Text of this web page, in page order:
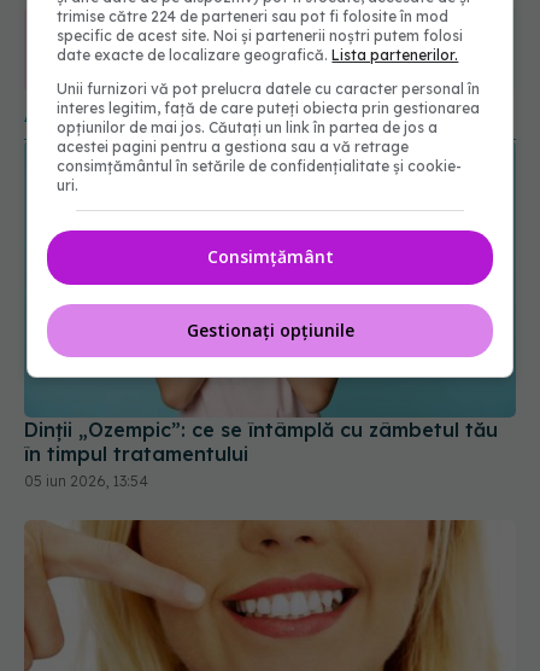
365
URMĂRITORI
1401
URMĂRITORI
ARTICOLE SIMILARE
Dinții „Ozempic”: ce se întâmplă cu zâmbetul tău
în timpul tratamentului
05 iun 2026, 13:54
trimise către 224 de parteneri sau pot fi folosite în mod
specific de acest site. Noi și partenerii noștri putem folosi
date exacte de localizare geografică.Lista partenerilor.
Unii furnizori vă pot prelucra datele cu caracter personal în
interes legitim, față de care puteți obiecta prin gestionarea
opțiunilor de mai jos. Căutați un link în partea de jos a
acestei pagini pentru a gestiona sau a vă retrage
consimțământul în setările de confidențialitate și cookie-
uri.
Consimțământ
Gestionați opțiunile